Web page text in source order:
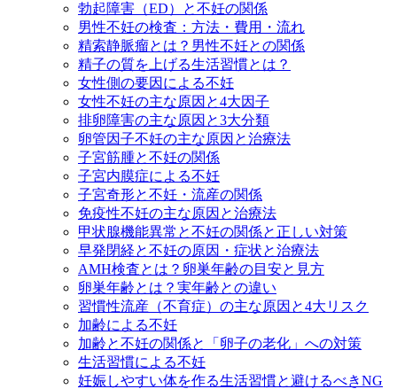
勃起障害（ED）と不妊の関係
男性不妊の検査：方法・費用・流れ
精索静脈瘤とは？男性不妊との関係
精子の質を上げる生活習慣とは？
女性側の要因による不妊
女性不妊の主な原因と4大因子
排卵障害の主な原因と3大分類
卵管因子不妊の主な原因と治療法
子宮筋腫と不妊の関係
子宮内膜症による不妊
子宮奇形と不妊・流産の関係
免疫性不妊の主な原因と治療法
甲状腺機能異常と不妊の関係と正しい対策
早発閉経と不妊の原因・症状と治療法
AMH検査とは？卵巣年齢の目安と見方
卵巣年齢とは？実年齢との違い
習慣性流産（不育症）の主な原因と4大リスク
加齢による不妊
加齢と不妊の関係と「卵子の老化」への対策
生活習慣による不妊
妊娠しやすい体を作る生活習慣と避けるべきNG